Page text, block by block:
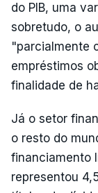
do PIB, uma
sobretudo, o
"parcialmente
empréstimos
finalidade de
Já o setor
o resto do
financiamento
representou